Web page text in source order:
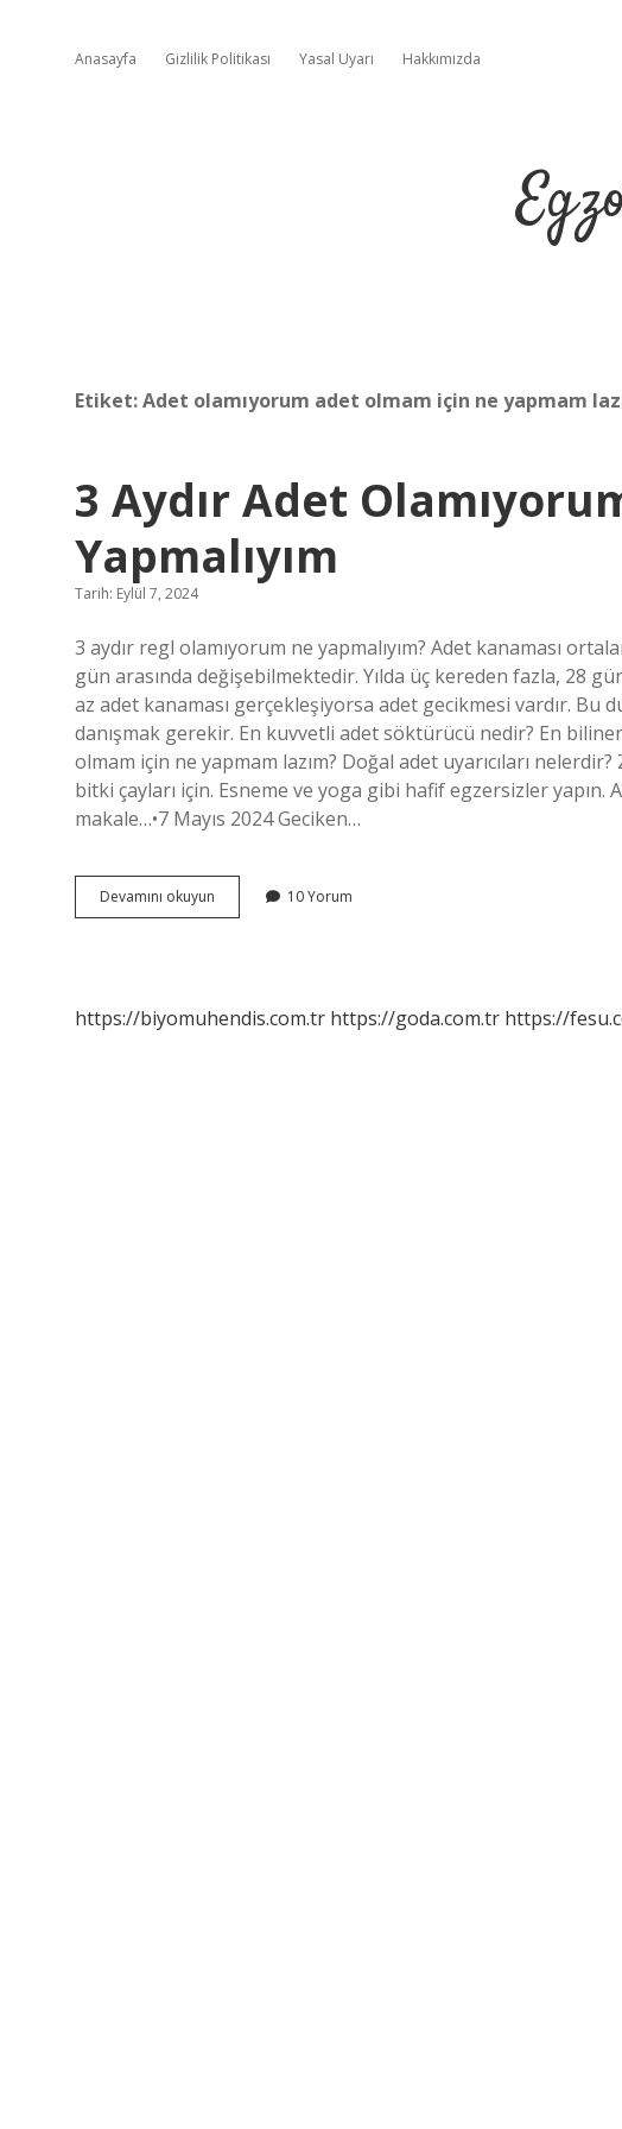
Anasayfa Gizlilik Politikası Yasal Uyarı Hakkımızda
Etiket:Adet olamıyorum adet olmam için ne yapmam
3 Aydır Adet
Yapmalıyım
Tarih: Eylül 7, 2024
3 aydır regl olamıyorum ne yapmalıyım? Adet kanaması
gün arasında değişebilmektedir. Yılda üç kereden fazla, 28
az adet kanaması gerçekleşiyorsa adet gecikmesi vardır. Bu
danışmak gerekir. En kuvvetli adet söktürücü nedir? En
olmam için ne yapmam lazım? Doğal adet uyarıcıları
bitki çayları için. Esneme ve yoga gibi hafif egzersizler
makale…•7 Mayıs 2024 Geciken…
Devamını okuyun
Aydır
Ne
10 Yorum
https://biyomuhendis.com.tr https://goda.com.tr https://